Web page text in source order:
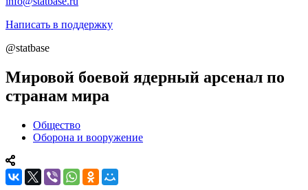
Написать в поддержку
@statbase
Мировой боевой ядерный арсенал по
странам мира
Общество
Оборона и вооружение